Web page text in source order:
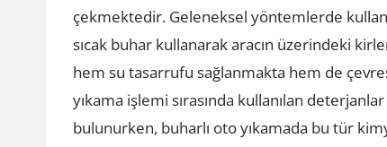
çekmektedir. Geleneksel yöntemlerde
sıcak buhar kullanarak aracın üzerindeki
hem su tasarrufu sağlanmakta hem de
yıkama işlemi sırasında kullanılan
bulunurken, buharlı oto yıkamada bu tür